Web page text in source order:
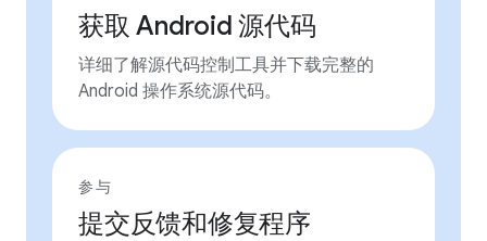
获取 Android 源代码
详细了解源代码控制工具并下载完整的
Android 操作系统源代码。
参与
提交反馈和修复程序